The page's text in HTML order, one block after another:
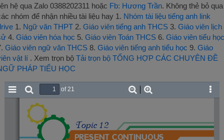
hệ qua Zalo 0388202311 hoặc Fb: Hương Trần. Không thẻ bỏ qua
nhóm để nhận nhiều tài liệu hay 1. Nhóm tài liệu tiếng anh link
1. Ngữ văn THPT2. Giáo viên tiếng anh THCS3. Giáo viên lịch
4. Giáo viên hóa học 5. Giáo viên Toán THCS6. Giáo viên tiểu học
Giáo viên ngữ văn THCS8. Giáo viên tiếng anh tiểu học 9. Giáo
vật lí. Xem trọn bộ Tải trọn bộ TỔNG HỢP CÁC CHUYÊN ĐỀ
PHÁP TIỂU HỌC
Toggle
Sidebar
Find
of 21
ZoomZoom
PRESENT CONTINUOUS
Topic 12